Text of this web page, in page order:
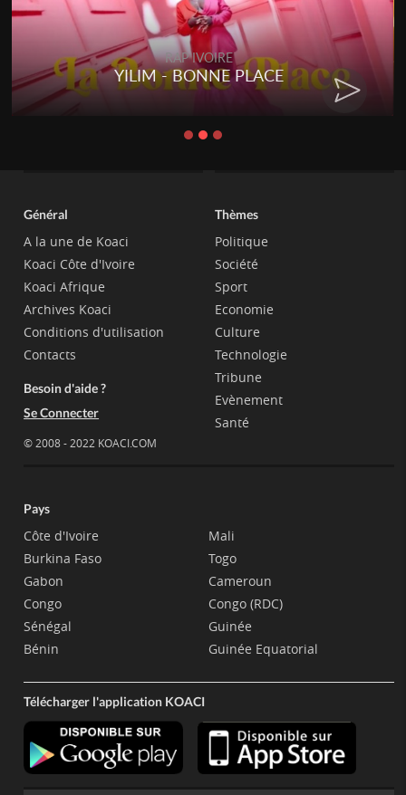
PLACE
RAP IVOIRE
RENARD
CHAT
Général
A la une de Koaci
Koaci Côte d'Ivoire
Koaci Afrique
Archives Koaci
Conditions d'utilisation
Contacts
Besoin d'aide ?
Se Connecter
© 2008 - 2022 KOACI.COM
Thèmes
Politique
Société
Sport
Economie
Culture
Technologie
Tribune
Evènement
Santé
Pays
Côte d'Ivoire
Burkina Faso
Gabon
Congo
Sénégal
Bénin
Mali
Togo
Cameroun
Congo (RDC)
Guinée
Guinée Equatorial
Télécharger l'application KOACI